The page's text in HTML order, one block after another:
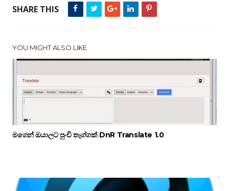
SHARE THIS
YOU MIGHT ALSO LIKE
මගෙන් ඔයාලට පුංචි තෑග්ගක් DnR Translate 1.0